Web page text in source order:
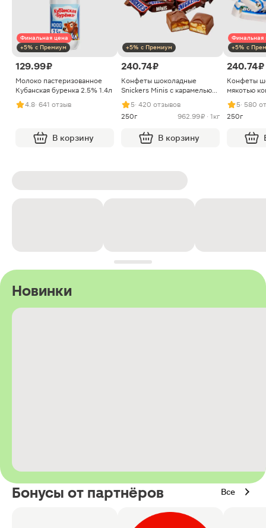
Финальная цена
+5% с Премиум
129.99 ₽
Молоко пастеризованное
Кубанская буренка 2.5% 1.4л
4.8· 641 отзыв
В корзину
+5% с Премиум
240.74 ₽
Конфеты шоколадные
Snickers Minis с карамелью
арахисом и нугой
5· 420 отзывов
250г
962.99 ₽ · 1кг
В корзину
Финальная
+5% с
240.74 ₽
Конфеты
мякотью
5· 580
250г
Новинки
Бонусы от партнёров Все